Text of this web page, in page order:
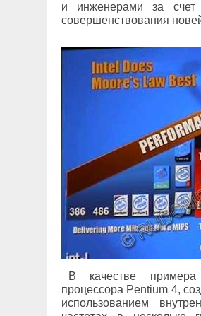
и инженерами за счет
совершенствования
В качестве
процессора Pentium 4,
использованием